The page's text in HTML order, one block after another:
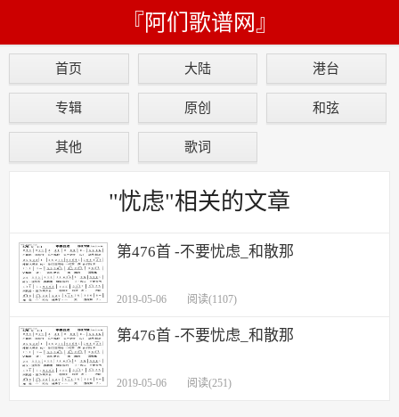
『阿们歌谱网』
首页 大陆 港台
专辑 原创 和弦
其他 歌词
"忧虑"相关的文章
第476首 -不要忧虑_和散那
2019-05-06 阅读(1107)
第476首 -不要忧虑_和散那
2019-05-06 阅读(251)